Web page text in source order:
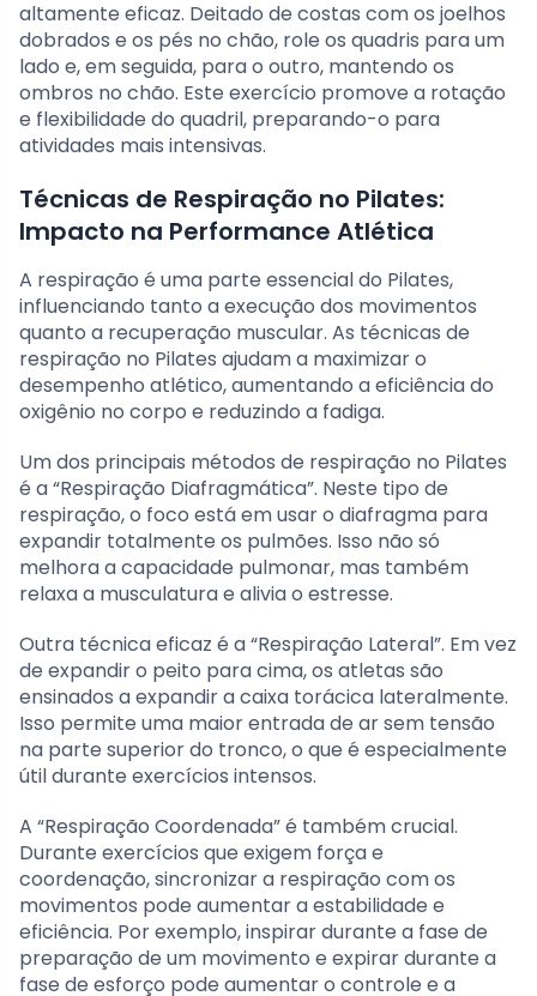
altamente eficaz. Deitado de costas com os joelhos
dobrados e os pés no chão, role os quadris para um
lado e, em seguida, para o outro, mantendo os
ombros no chão. Este exercício promove a rotação
e flexibilidade do quadril, preparando-o para
atividades mais intensivas.
Técnicas de Respiração no Pilates:
Impacto na Performance Atlética
A respiração é uma parte essencial do Pilates,
influenciando tanto a execução dos movimentos
quanto a recuperação muscular. As técnicas de
respiração no Pilates ajudam a maximizar o
desempenho atlético, aumentando a eficiência do
oxigênio no corpo e reduzindo a fadiga.
Um dos principais métodos de respiração no Pilates
é a “Respiração Diafragmática”. Neste tipo de
respiração, o foco está em usar o diafragma para
expandir totalmente os pulmões. Isso não só
melhora a capacidade pulmonar, mas também
relaxa a musculatura e alivia o estresse.
Outra técnica eficaz é a “Respiração Lateral”. Em vez
de expandir o peito para cima, os atletas são
ensinados a expandir a caixa torácica lateralmente.
Isso permite uma maior entrada de ar sem tensão
na parte superior do tronco, o que é especialmente
útil durante exercícios intensos.
A “Respiração Coordenada” é também crucial.
Durante exercícios que exigem força e
coordenação, sincronizar a respiração com os
movimentos pode aumentar a estabilidade e
eficiência. Por exemplo, inspirar durante a fase de
preparação de um movimento e expirar durante a
fase de esforço pode aumentar o controle e a